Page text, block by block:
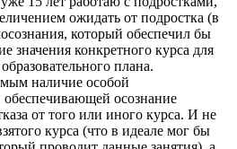
ожидать от подростка (в
который обеспечил бы
значения конкретного курса для
плана.
наличие особой
обеспечивающей осознание
от того или иного курса. И не
курса (что в идеале мог бы